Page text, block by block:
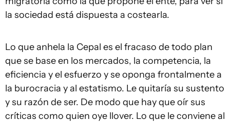
la sociedad está dispuesta a costearla.
Lo que anhela la Cepal es el fracaso de todo plan
que se base en los mercados, la competencia, la
eficiencia y el esfuerzo y se oponga frontalmente a
la burocracia y al estatismo. Le quitaría su sustento
y su razón de ser. De modo que hay que oír sus
críticas como quien oye llover. Lo que le conviene al